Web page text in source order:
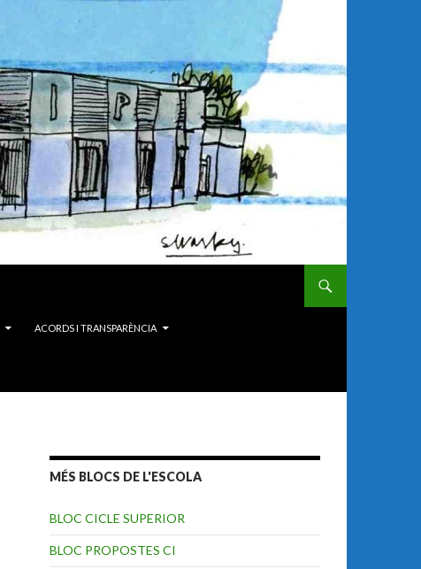
ACORDS I TRANSPARÈNCIA
MÉS BLOCS DE L'ESCOLA
BLOC CICLE SUPERIOR
BLOC PROPOSTES CI